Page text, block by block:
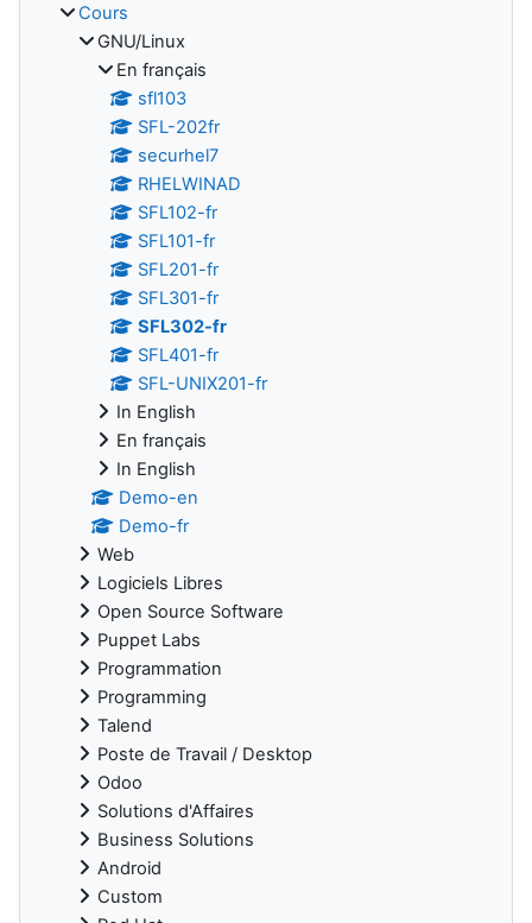
Cours
GNU/Linux
En français
sfl103
SFL-202fr
securhel7
RHELWINAD
SFL102-fr
SFL101-fr
SFL201-fr
SFL301-fr
SFL302-fr
SFL401-fr
SFL-UNIX201-fr
In English
En français
In English
Demo-en
Demo-fr
Web
Logiciels Libres
Open Source Software
Puppet Labs
Programmation
Programming
Talend
Poste de Travail / Desktop
Odoo
Solutions d'Affaires
Business Solutions
Android
Custom